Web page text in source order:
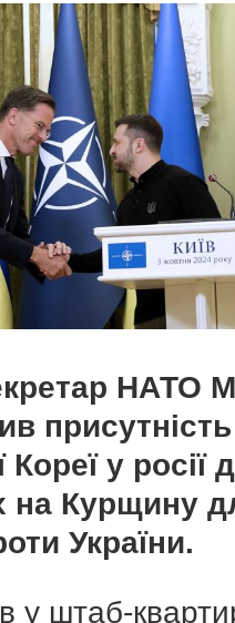
НАТО
присутність
Кореї у росії
на Курщину
України.
у штаб-